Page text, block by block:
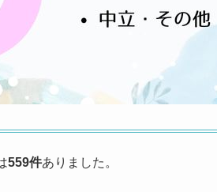
559件ありました。